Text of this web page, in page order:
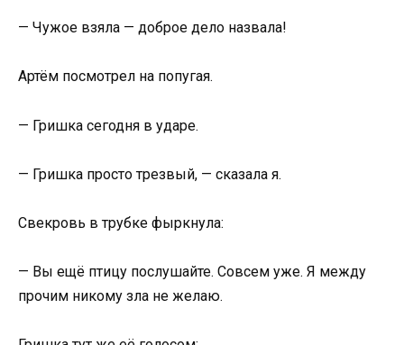
— Чужое взяла — доброе дело назвала!
Артём посмотрел на попугая.
— Гришка сегодня в ударе.
— Гришка просто трезвый, — сказала я.
Свекровь в трубке фыркнула:
— Вы ещё птицу послушайте. Совсем уже. Я между
прочим никому зла не желаю.